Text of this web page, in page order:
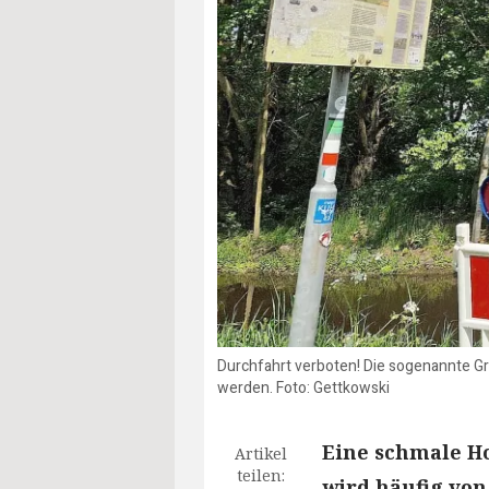
Durchfahrt verboten! Die sogenannte
werden. Foto: Gettkowski
Artikel
teilen:
Eine schmale